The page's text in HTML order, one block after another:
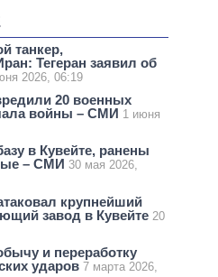
танкер,
Тегеран заявил об
2026, 06:19
20 военных
войны – СМИ 1 июня
в Кувейте, ранены
– СМИ 30 мая 2026,
крупнейший
завод в Кувейте 20
и переработку
ударов 7 марта 2026,